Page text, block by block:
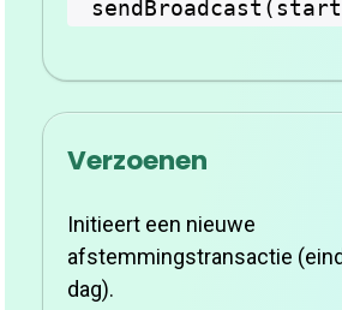
Verzoenen
Initieert een nieuwe
afstemmingstransactie
dag).